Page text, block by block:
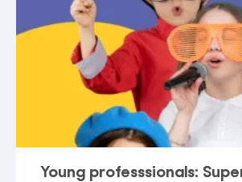
Young professsionals: